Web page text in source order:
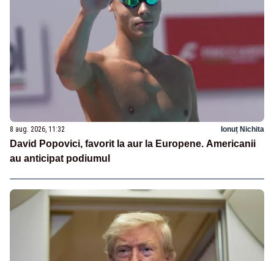
8 aug. 2026, 11:32 Ionuț Nichita
David Popovici, favorit la aur la Europene. Americanii
au anticipat podiumul